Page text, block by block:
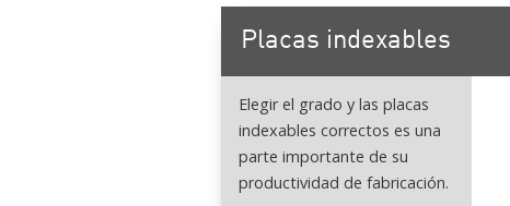
Placas indexables
Elegir el grado y las placas
indexables correctos es una
parte importante de su
productividad de fabricación.